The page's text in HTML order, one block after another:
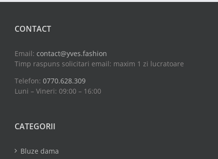
CONTACT
Email: contact@yves.fashion
Timp raspuns solicitari email: maxim 1 zi lucratoare
Telefon: 0770.628.309
Luni – Vineri: 09:00 – 16:00
CATEGORII
Bluze dama